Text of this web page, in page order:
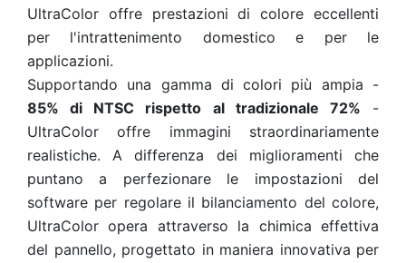
UltraColor offre prestazioni di colore eccellenti
per l'intrattenimento domestico e per le
applicazioni.
Supportando una gamma di colori più ampia -
85% di NTSC rispetto al tradizionale 72% -
UltraColor offre immagini straordinariamente
realistiche. A differenza dei miglioramenti che
puntano a perfezionare le impostazioni del
software per regolare il bilanciamento del colore,
UltraColor opera attraverso la chimica effettiva
del pannello, progettato in maniera innovativa per